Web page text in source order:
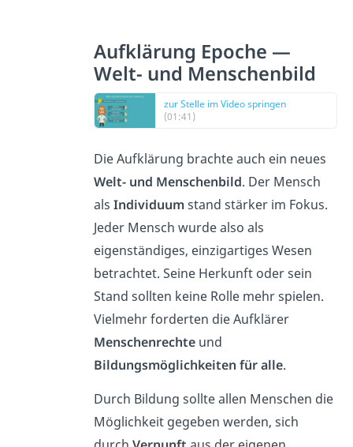
Aufklärung Epoche —
Welt- und Menschenbild
zur Stelle im Video springen
(01:41)
Die Aufklärung brachte auch ein neues
Welt- und Menschenbild. Der Mensch
alsIndividuumstand stärker im Fokus.
Jeder Mensch wurde also als
eigenständiges, einzigartiges Wesen
betrachtet. Seine Herkunft oder sein
Stand sollten keine Rolle mehr spielen.
Vielmehr forderten die Aufklärer
Menschenrechte und
Bildungsmöglichkeiten für alle.
Durch Bildung sollte allen Menschen die
Möglichkeit gegeben werden, sich